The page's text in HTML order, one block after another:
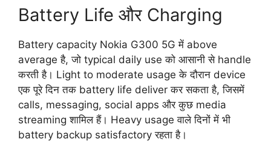
Battery Life और Charging
Battery capacity Nokia G300 5G में above
average है, जो typical daily use को आसानी से handle
करती है। Light to moderate usage के दौरान device
एक पूरे दिन तक battery life deliver कर सकता है, जिसमें
calls, messaging, social apps और कुछ media
streaming शामिल हैं। Heavy usage वाले दिनों में भी
battery backup satisfactory रहता है।